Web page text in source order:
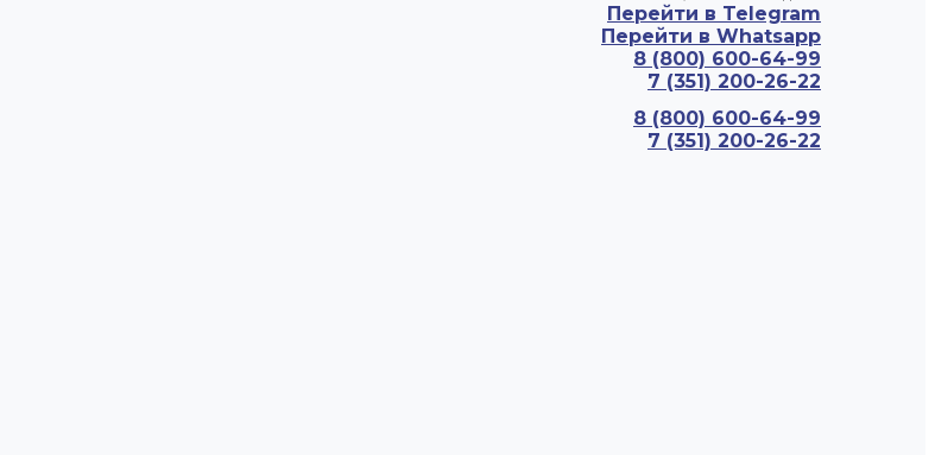
8 (800) 600-64-99
7 (351) 200-26-22
Перейти в Telegram
Перейти в Whatsapp
8 (800) 600-64-99
7 (351) 200-26-22